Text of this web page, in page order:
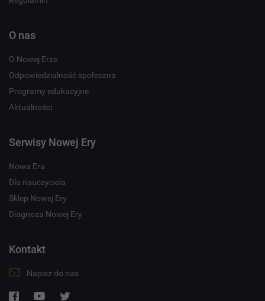
O nas
O Nowej Erze
Odpowiedzialność społeczna
Programy edukacyjne
Aktualności
Serwisy Nowej Ery
Nowa Era
Dla nauczyciela
Sklep Nowej Ery
Diagnoza Nowej Ery
Kontakt
Napisz do nas